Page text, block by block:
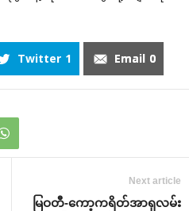
Twitter 1 Email 0
Next article
မြဝတီ-ကော့ကရိတ်အာရှလမ်း